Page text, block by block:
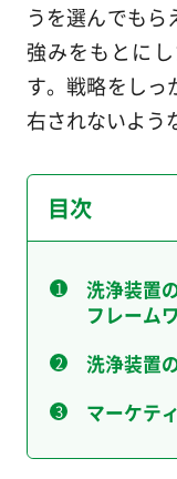
うを選んでも
強みをもとに
す。戦略をしっ
右されないよう
目次
洗浄装置
フレーム
洗浄装置
マーケテ